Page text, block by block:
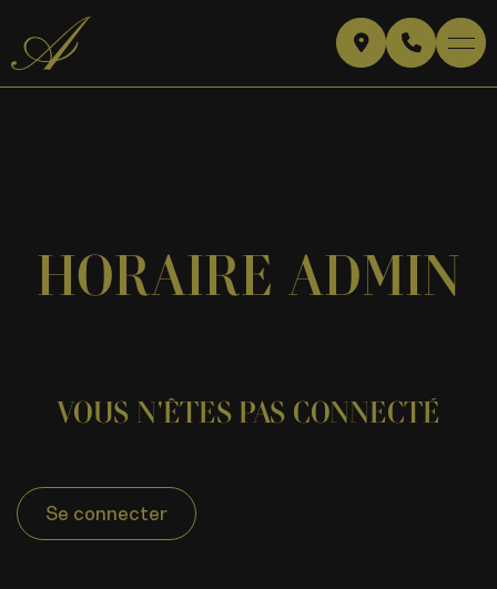
HORAIRE ADMIN
VOUS N'ÊTES PAS CONNECTÉ
Se connecter